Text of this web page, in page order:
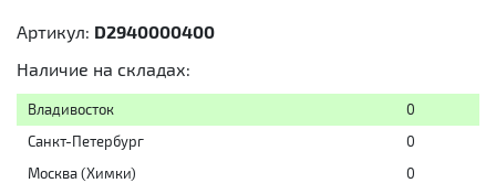
Артикул: D2940000400
Наличие на складах:
Владивосток
0
Санкт-Петербург
0
Москва (Химки)
0